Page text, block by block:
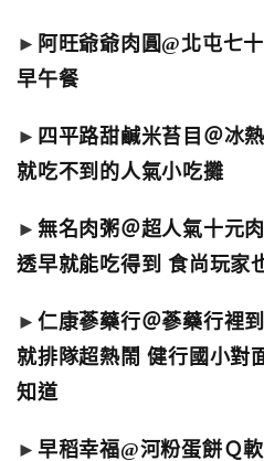
► 阿旺爺爺肉圓@北屯七
早午餐
► 四平路甜鹹米苔目＠冰
就吃不到的人氣小吃攤
► 無名肉粥＠超人氣十元
透早就能吃得到 食尚玩家
► 仁康蔘藥行＠蔘藥行裡
就排隊超熱鬧 健行國小對
知道
► 早稻幸福@河粉蛋餅Ｑ